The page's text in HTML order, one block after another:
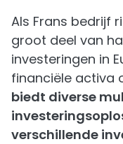
Als Frans bedrijf
groot deel van
investeringen in
financiële activa
biedt diverse
verschillende